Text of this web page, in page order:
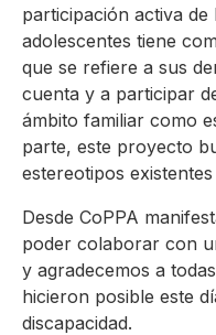
participación activa
adolescentes tiene
que se refiere a sus
cuenta y a participar
ámbito familiar como
parte, este proyecto
estereotipos
Desde CoPPA
poder colaborar con
y agradecemos a
hicieron posible este
discapacidad.